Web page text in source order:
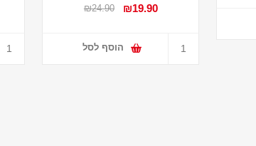
₪19.90
₪24.90
הוסף לסל